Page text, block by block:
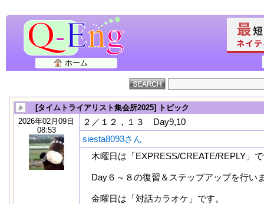
ホーム
[タイムトライアリスト集会所2025] トピック
2026年02月09日
08:53
２／１２，１３ Day9,10
siesta8093さん
木曜日は「EXPRESS/CREATE/REPLY」
Day６～８の復習＆ステップアップを行い
金曜日は「対話カラオケ」です。